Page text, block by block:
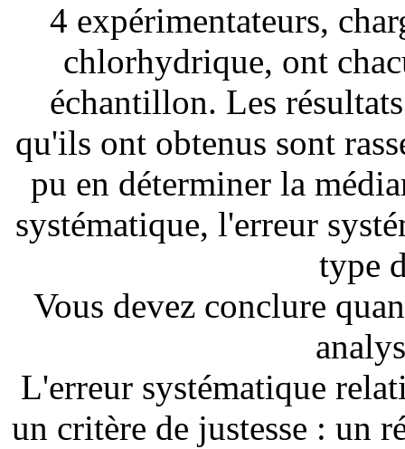
4 expérimentateurs,
chlorhydrique, ont
échantillon. Les
qu'ils ont obtenus sont
pu en déterminer la
systématique, l'erreur
type
Vous devez conclure
L'erreur systématique
un critère de justesse : un